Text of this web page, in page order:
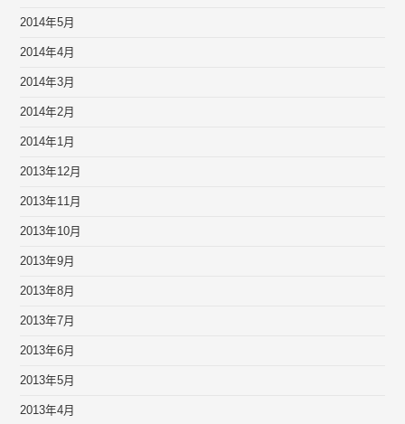
2014年5月
2014年4月
2014年3月
2014年2月
2014年1月
2013年12月
2013年11月
2013年10月
2013年9月
2013年8月
2013年7月
2013年6月
2013年5月
2013年4月